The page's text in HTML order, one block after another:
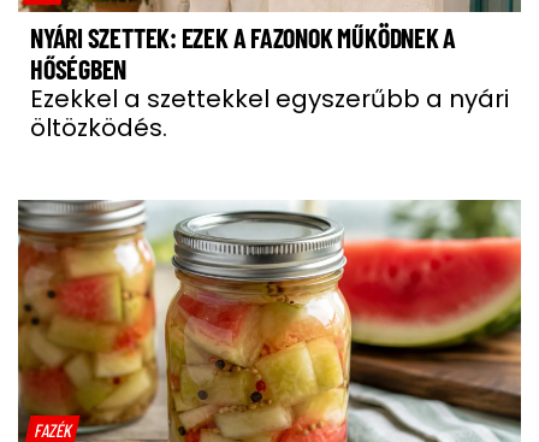
NYÁRI SZETTEK: EZEK A FAZONOK MŰKÖDNEK A
HŐSÉGBEN
Ezekkel a szettekkel egyszerűbb a nyári
öltözködés.
FAZÉK